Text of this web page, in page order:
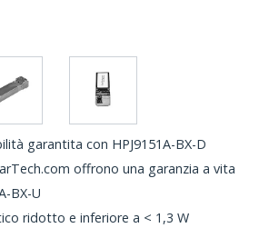
garantita con HPJ9151A-BX-D
offrono una garanzia a vita
BX-U
ridotto e inferiore a < 1,3 W